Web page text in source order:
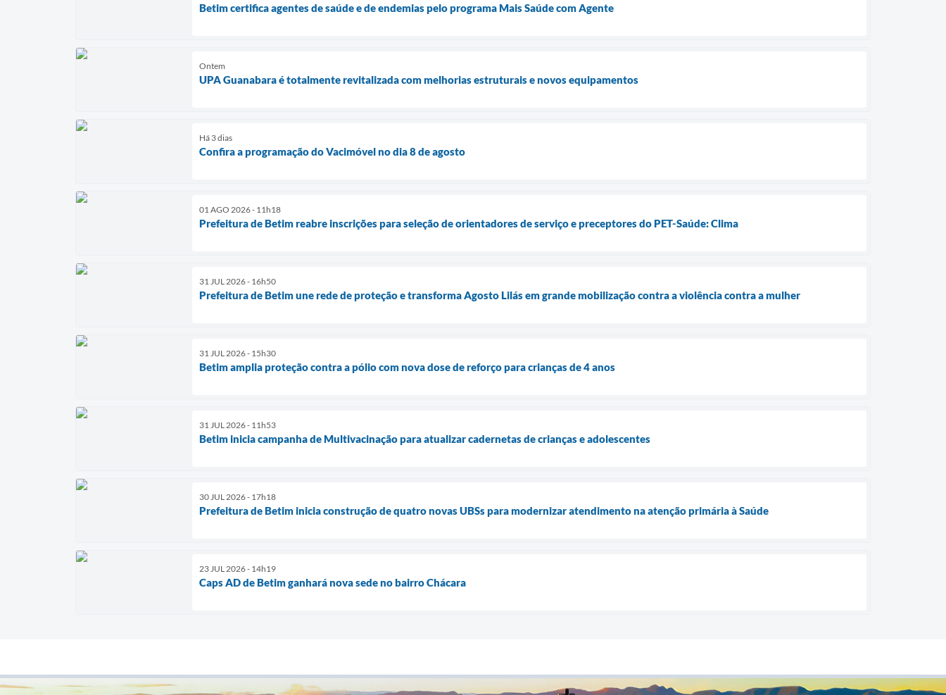
Betim certifica agentes de saúde e de endemias pelo programa Mais Saúde com Agente
Ontem
UPA Guanabara é totalmente revitalizada com melhorias estruturais e novos equipamentos
Há 3 dias
Confira a programação do Vacimóvel no dia 8 de agosto
01 AGO 2026 - 11h18
Prefeitura de Betim reabre inscrições para seleção de orientadores de serviço e preceptores do PET-Saúde: Clima
31 JUL 2026 - 16h50
Prefeitura de Betim une rede de proteção e transforma Agosto Lilás em grande mobilização contra a violência contra a mulher
31 JUL 2026 - 15h30
Betim amplia proteção contra a pólio com nova dose de reforço para crianças de 4 anos
31 JUL 2026 - 11h53
Betim inicia campanha de Multivacinação para atualizar cadernetas de crianças e adolescentes
30 JUL 2026 - 17h18
Prefeitura de Betim inicia construção de quatro novas UBSs para modernizar atendimento na atenção primária à Saúde
23 JUL 2026 - 14h19
Caps AD de Betim ganhará nova sede no bairro Chácara